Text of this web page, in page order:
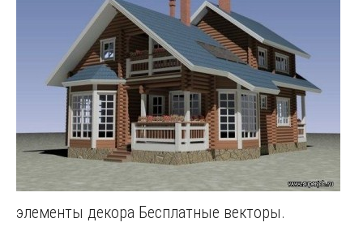
элементы декора Бесплатные векторы.